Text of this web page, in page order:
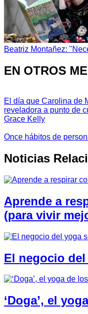
Beatriz Montañez:
EN OTROS
El día que Carolina de
reveladora a punto de
Grace Kelly
Once hábitos de
Noticias
Aprende a
(para vivir
El negocio
‘Doga’, el